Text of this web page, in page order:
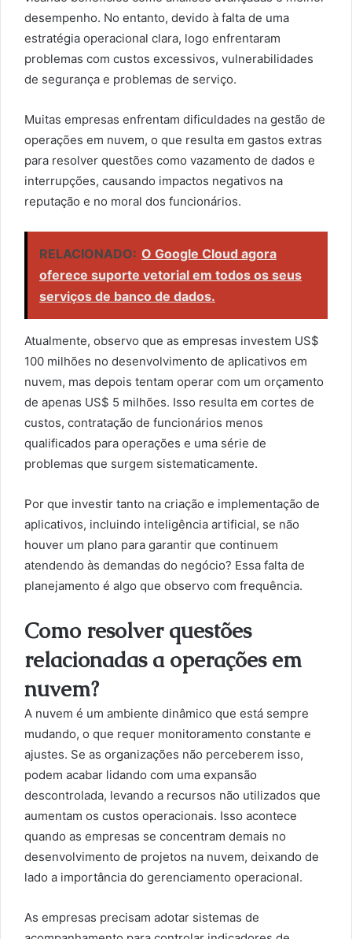
desempenho. No entanto, devido à falta de uma
estratégia operacional clara, logo enfrentaram
problemas com custos excessivos, vulnerabilidades
de segurança e problemas de serviço.
Muitas empresas enfrentam dificuldades na gestão de
operações em nuvem, o que resulta em gastos extras
para resolver questões como vazamento de dados e
interrupções, causando impactos negativos na
reputação e no moral dos funcionários.
RELACIONADO: O Google Cloud agora
oferece suporte vetorial em todos os seus
serviços de banco de dados.
Atualmente, observo que as empresas investem US$
100 milhões no desenvolvimento de aplicativos em
nuvem, mas depois tentam operar com um orçamento
de apenas US$ 5 milhões. Isso resulta em cortes de
custos, contratação de funcionários menos
qualificados para operações e uma série de
problemas que surgem sistematicamente.
Por que investir tanto na criação e implementação de
aplicativos, incluindo inteligência artificial, se não
houver um plano para garantir que continuem
atendendo às demandas do negócio? Essa falta de
planejamento é algo que observo com frequência.
Como resolver questões
relacionadas a operações em
nuvem?
A nuvem é um ambiente dinâmico que está sempre
mudando, o que requer monitoramento constante e
ajustes. Se as organizações não perceberem isso,
podem acabar lidando com uma expansão
descontrolada, levando a recursos não utilizados que
aumentam os custos operacionais. Isso acontece
quando as empresas se concentram demais no
desenvolvimento de projetos na nuvem, deixando de
lado a importância do gerenciamento operacional.
As empresas precisam adotar sistemas de